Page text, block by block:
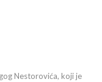
Nestorovića, koji je